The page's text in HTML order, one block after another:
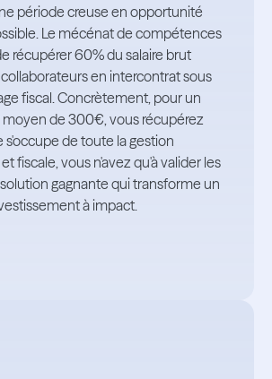
période creuse en opportunité
Le mécénat de compétences
récupérer 60% du salaire brut
en intercontrat sous
fiscal. Concrètement, pour un
de 300€, vous récupérez
s'occupe de toute la gestion
fiscale, vous n'avez qu'à valider les
gagnante qui transforme un
à impact.